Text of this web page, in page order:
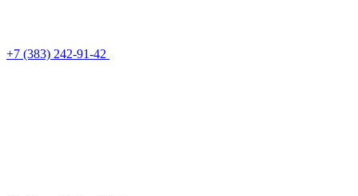
+7 (383) 242-91-42